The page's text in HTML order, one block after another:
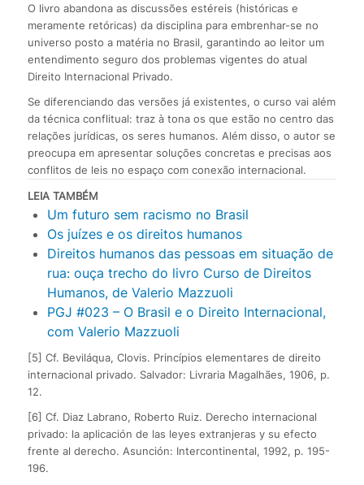
O livro abandona as discussões estéreis (históricas e
meramente retóricas) da disciplina para embrenhar-se no
universo posto a matéria no Brasil, garantindo ao leitor um
entendimento seguro dos problemas vigentes do atual
Direito Internacional Privado.
Se diferenciando das versões já existentes, o curso vai além
da técnica conflitual: traz à tona os que estão no centro das
relações jurídicas, os seres humanos. Além disso, o autor se
preocupa em apresentar soluções concretas e precisas aos
conflitos de leis no espaço com conexão internacional.
LEIA TAMBÉM
Um futuro sem racismo no Brasil
Os juízes e os direitos humanos
Direitos humanos das pessoas em situação de
rua: ouça trecho do livro Curso de Direitos
Humanos, de Valerio Mazzuoli
PGJ #023 – O Brasil e o Direito Internacional,
com Valerio Mazzuoli
[5] Cf. Beviláqua, Clovis. Princípios elementares de direito
internacional privado. Salvador: Livraria Magalhães, 1906, p.
12.
[6] Cf. Diaz Labrano, Roberto Ruiz. Derecho internacional
privado: la aplicación de las leyes extranjeras y su efecto
frente al derecho. Asunción: Intercontinental, 1992, p. 195-
196.